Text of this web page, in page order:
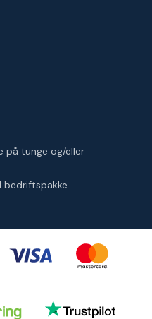
på tunge og/eller
bedriftspakke.